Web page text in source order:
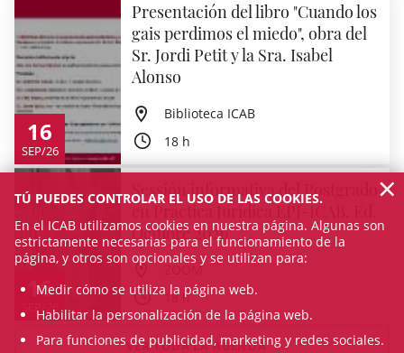
16
SEP/26
Presentación del libro "Cuando los
gais perdimos el miedo", obra del
Sr. Jordi Petit y la Sra. Isabel
Alonso
Biblioteca ICAB
18 h
16
SEP/26
Sessión informativa del Postgrado
Octubre 2026
ZOOM
18 h
VER TODA LA AGENDA
TÚ PUEDES CONTROLAR EL USO DE LAS COOKIES.
En el ICAB utilizamos cookies en nuestra página. Algunas son
estrictamente necesarias para el funcionamiento de la
página, y otros son opcionales y se utilizan para:
Medir cómo se utiliza la página web.
Habilitar la personalización de la página web.
Para funciones de publicidad, marketing y redes sociales.
×